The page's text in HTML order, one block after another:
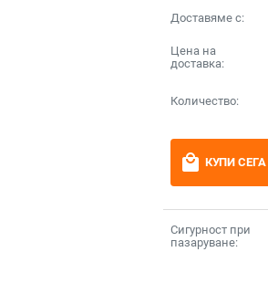
Доставяме с:
Цена на
доставка:
Количество:
local_mall КУПИ СЕГА
Сигурност при
пазаруване: